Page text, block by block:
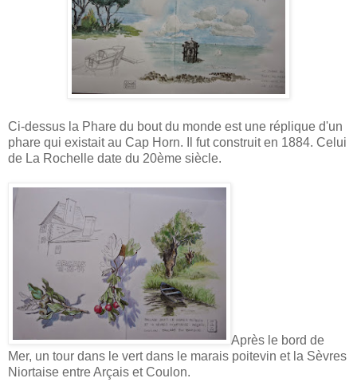
Ci-dessus la Phare du bout du monde est une réplique d'un
phare qui existait au Cap Horn. Il fut construit en 1884. Celui
de La Rochelle date du 20ème siècle.
Après le bord de
Mer, un tour dans le vert dans le marais poitevin et la Sèvres
Niortaise entre Arçais et Coulon.